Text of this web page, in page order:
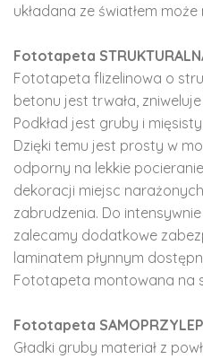
układana ze światłem
Fototapeta
Fototapeta flizelinowa o
betonu jest trwała,
Podkład jest gruby i
Dzięki temu jest prosty w
odporny na lekkie
dekoracji miejsc
zabrudzenia. Do
zalecamy dodatkowe
laminatem płynnym
Fototapeta montowana na
Fototapeta
Gładki gruby materiał z